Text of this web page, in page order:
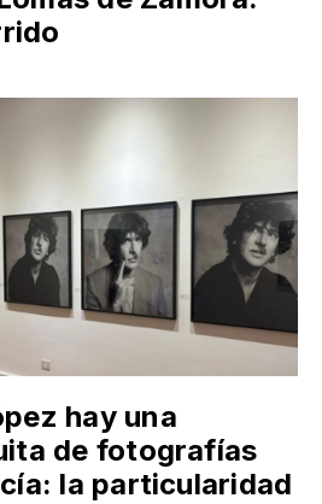
hay una
de fotografías
la particularidad